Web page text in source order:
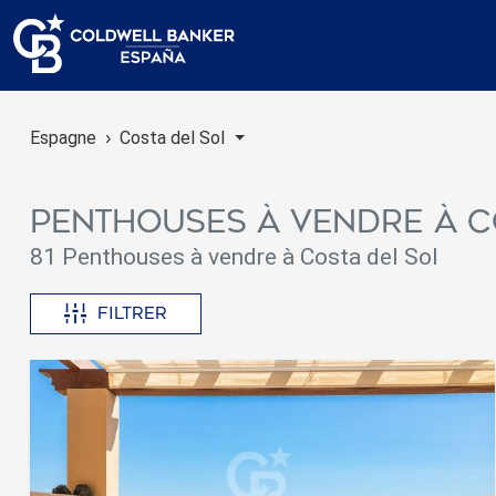
Espagne Costa del Sol
Penthouses à vendre à
81 Penthouses à vendre à Costa del Sol
Filtrer